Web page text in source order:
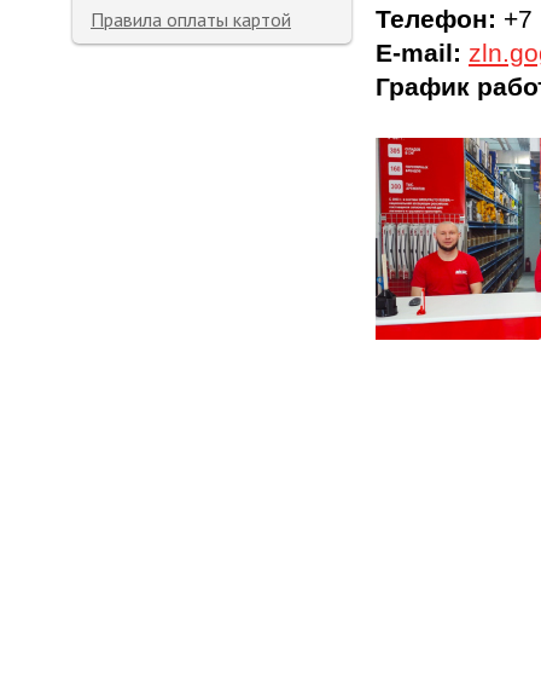
Правила оплаты картой
Телефон: +7
E-mail:
График